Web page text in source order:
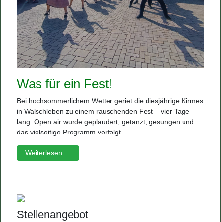
Was für ein Fest!
Bei hochsommerlichem Wetter geriet die diesjährige Kirmes
in Walschleben zu einem rauschenden Fest – vier Tage
lang. Open air wurde geplaudert, getanzt, gesungen und
das vielseitige Programm verfolgt.
Weiterlesen …
Stellenangebot